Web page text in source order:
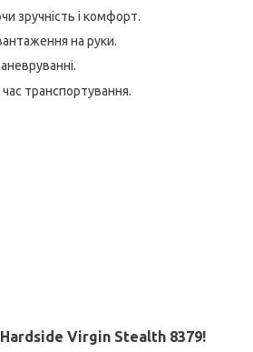
зручність і комфорт.
на руки.
транспортування.
Virgin Stealth 8379!